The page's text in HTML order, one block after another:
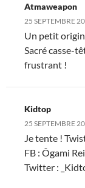
Atmaweapon
25 SEPTEMBRE
Un petit
Sacré casse-
frustrant !
Kidtop
25 SEPTEMBRE
Je tente !
FB : Ôgami Rei
Twitter :